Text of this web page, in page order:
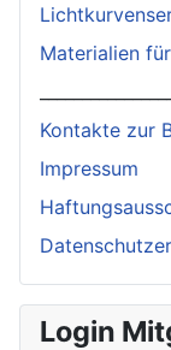
Materialien
Kontakte zur
Impressum
Login